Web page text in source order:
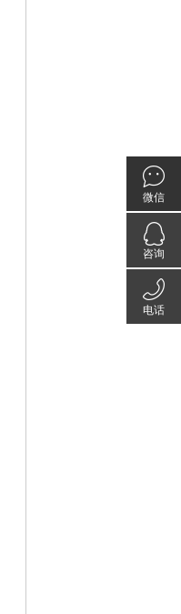
微信
咨询
在线咨
电话